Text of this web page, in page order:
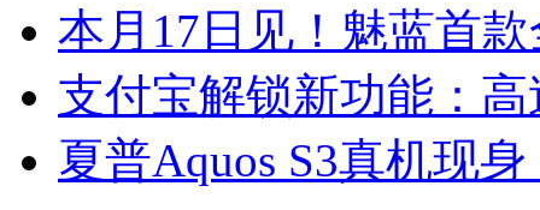
本月17日见！魅蓝首
支付宝解锁新功能：
夏普Aquos S3真机现